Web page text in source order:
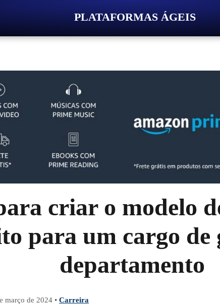
PLATAFORMAS ÁGEIS
criar o modelo
para um cargo de
departamento
março de 2024 • Carreira